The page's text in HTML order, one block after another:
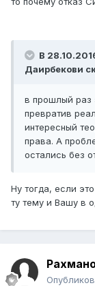
В
Даирбекови
в прошлый раз
превратив
интересный
права. А
остались без
Ну тогда, если
ту тему и Вашу в